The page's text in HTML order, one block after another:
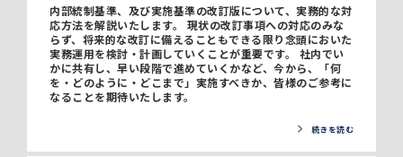
内部統制基準、及び実施基準の改訂版について、実務的な対
応方法を解説いたします。 現状の改訂事項への対応のみな
らず、将来的な改訂に備えることもできる限り念頭においた
実務運用を検討・計画していくことが重要です。 社内でい
かに共有し、早い段階で進めていくかなど、今から、「何
を・どのように・どこまで」実施すべきか、皆様のご参考に
なることを期待いたします。
続きを読む